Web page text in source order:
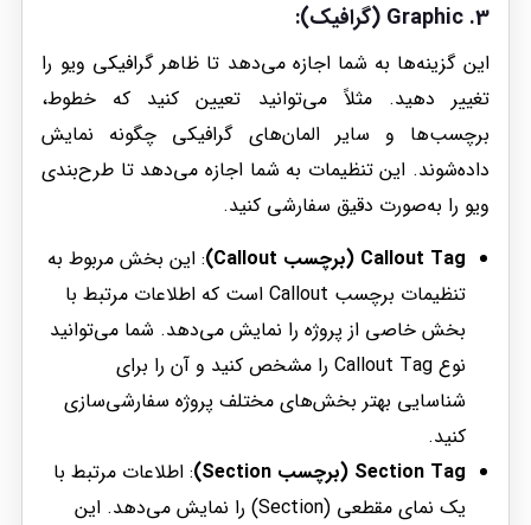
3. Graphic (گرافیک) :
این گزینه‌ها به شما اجازه می‌دهد تا ظاهر گرافیکی ویو را
تغییر دهید. مثلاً می‌توانید تعیین کنید که خطوط،
برچسب‌ها و سایر المان‌های گرافیکی چگونه نمایش
داده‌شوند. این تنظیمات به شما اجازه می‌دهد تا طرح‌بندی
ویو را به‌صورت دقیق سفارشی کنید.
Callout Tag (برچسب Callout)
: این بخش مربوط به
تنظیمات برچسب Callout است که اطلاعات مرتبط با
بخش خاصی از پروژه را نمایش می‌دهد. شما می‌توانید
نوع Callout Tag را مشخص کنید و آن را برای
شناسایی بهتر بخش‌های مختلف پروژه سفارشی‌سازی
کنید.
Section Tag (برچسب Section)
: اطلاعات مرتبط با
یک نمای مقطعی (Section) را نمایش می‌دهد. این